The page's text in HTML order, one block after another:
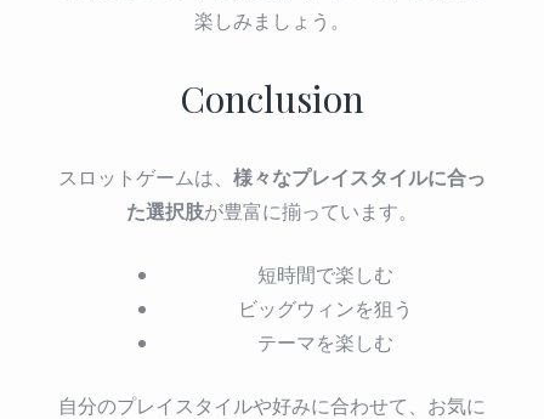
楽しみましょう。
Conclusion
スロットゲームは、 様々なプレイスタイルに合っ
た選択肢が豊富に揃っています。
短時間で楽しむ
ビッグウィンを狙う
テーマを楽しむ
自分のプレイスタイルや好みに合わせて、お気に